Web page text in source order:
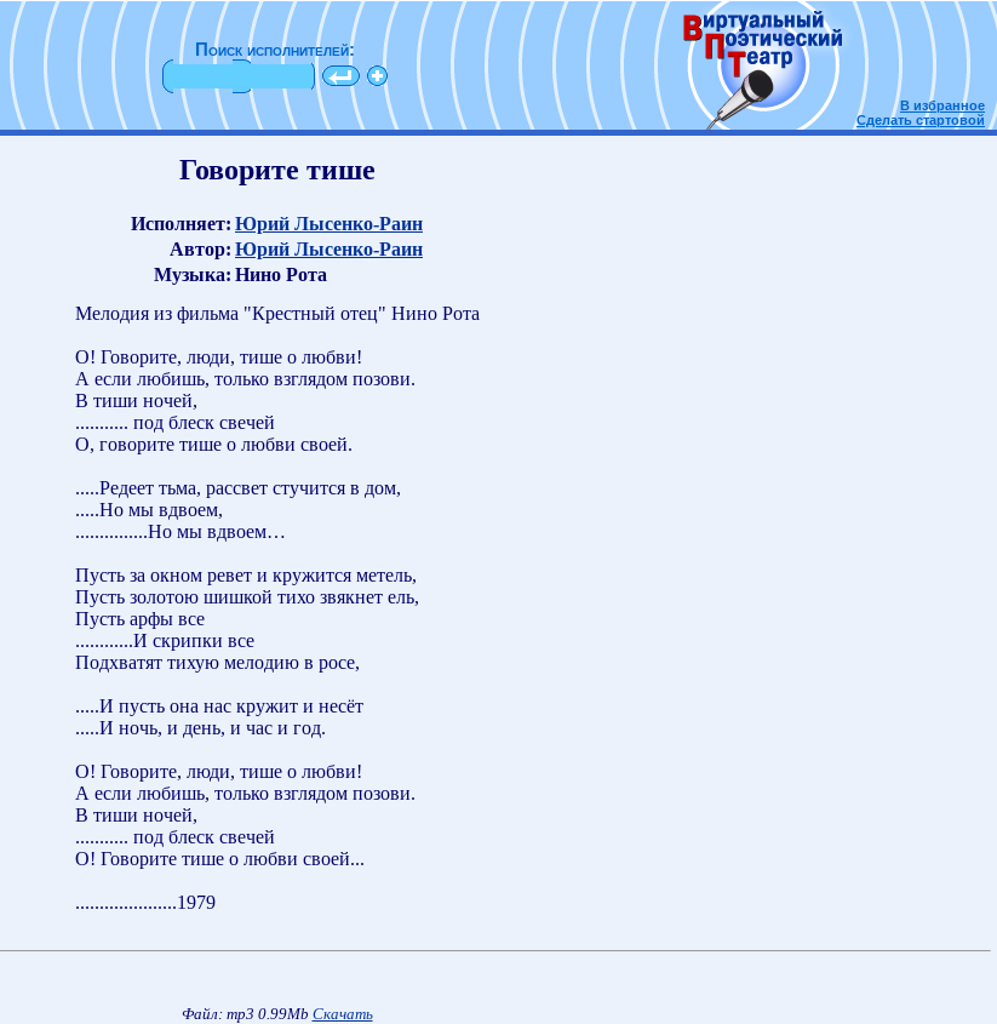
Поиск исполнителей:
В избранное
Сделать стартовой
Говорите тише
Исполняет: Юрий Лысенко-Раин
Автор: Юрий Лысенко-Раин
Музыка: Нино Рота
Мелодия из фильма "Крестный отец" Нино Рота
О! Говорите, люди, тише о любви!
А если любишь, только взглядом позови.
В тиши ночей,
........... под блеск свечей
О, говорите тише о любви своей.
.....Редеет тьма, рассвет стучится в дом,
.....Но мы вдвоем,
...............Но мы вдвоем…
Пусть за окном ревет и кружится метель,
Пусть золотою шишкой тихо звякнет ель,
Пусть арфы все
............И скрипки все
Подхватят тихую мелодию в росе,
.....И пусть она нас кружит и несёт
.....И ночь, и день, и час и год.
О! Говорите, люди, тише о любви!
А если любишь, только взглядом позови.
В тиши ночей,
........... под блеск свечей
О! Говорите тише о любви своей...
.....................1979
Файл: mp3 0.99Mb Скачать